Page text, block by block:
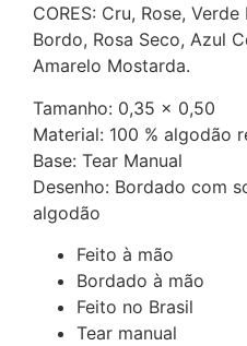
CORES: Cru, Rose,
Bordo, Rosa Seco, Azul
Amarelo Mostarda.
Tamanho: 0,35 x 0,50
Material: 100 % algodão
Base: Tear Manual
Desenho: Bordado com
algodão
Feito à mão
Bordado à mão
Feito no Brasil
Tear manual